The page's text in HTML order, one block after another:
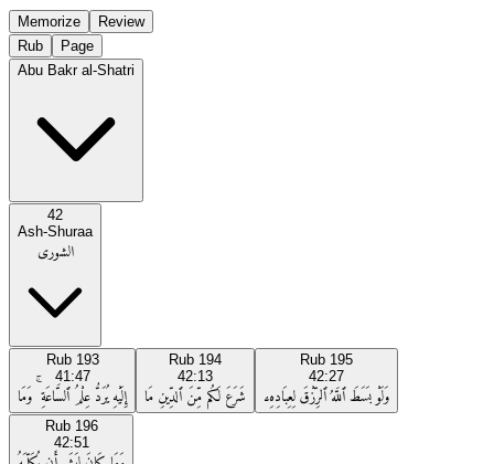
Memorize
Review
Rub
Page
Abu Bakr al-Shatri
42
Ash-Shuraa
الشورى
Rub 193
41:47
إِلَيْهِ يُرَدُّ عِلْمُ ٱلسَّاعَةِ ۚ وَمَا
Rub 194
42:13
شَرَعَ لَكُم مِّنَ ٱلدِّينِ مَا
Rub 195
42:27
وَلَوْ بَسَطَ ٱللَّهُ ٱلرِّزْقَ لِعِبَادِهِۦ
Rub 196
42:51